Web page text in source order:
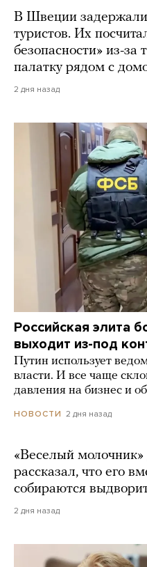
В Швеции задержали
туристов. Их
безопасности» из-за
палатку рядом с
2 дня назад
Российская элита
выходит из-под
Путин использует
власти. И все чаще
давления на бизнес и
НОВОСТИ 2 дня назад
«Веселый
рассказал, что его
собираются
2 дня назад